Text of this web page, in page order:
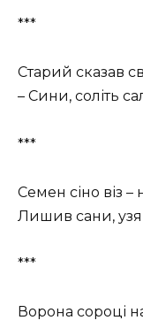
***
Старий сказав
– Сини, соліть
***
Семен сіно віз –
Лишив сани,
***
Ворона сороці